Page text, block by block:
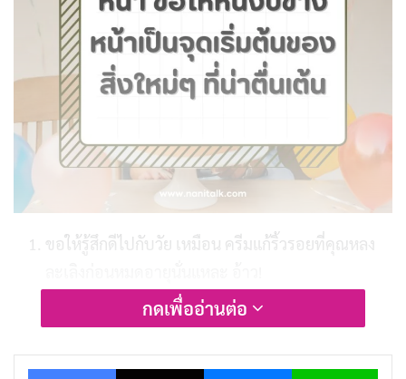
ขอให้รู้สึกดีไปกับวัย เหมือน ครีมแก้ริ้วรอยที่คุณหลง
ดีสิ้นกะได้อายุอีกปี เหนื่อยแต่ก็หล่อขึ้นเรื่อยๆ อย่าใคร
คิดว่าหน้าเหี่ยวจ๋า นี่คือความเฉียบขาดของสาวเก๋า
ปล่อยให้เหงื่อตกเม็ดสองเม็ด ดีกว่าขอร้องฟ้าให้หยุด
กดเพื่ออ่านต่อ
Facebook X Messenger Line